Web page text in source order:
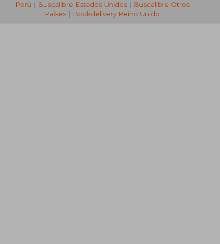
Perú | Buscalibre Estados Unidos| Buscalibre Otros
Países | Bookdelivery Reino Unido